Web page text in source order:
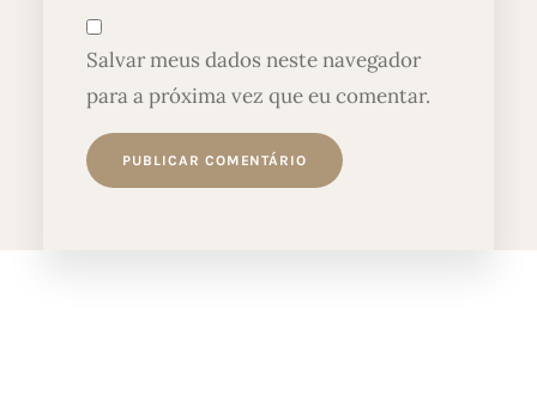
Salvar meus dados neste navegador
para a próxima vez que eu comentar.